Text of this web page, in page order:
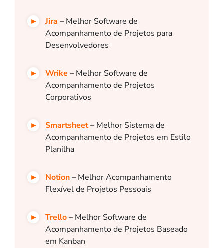
Jira – Melhor Software de
Acompanhamento de Projetos para
Desenvolvedores
Wrike – Melhor Software de
Acompanhamento de Projetos
Corporativos
Smartsheet– Melhor Sistema de
Acompanhamento de Projetos em Estilo
Planilha
Notion– Melhor Acompanhamento
Flexível de Projetos Pessoais
Trello– Melhor Software de
Acompanhamento de Projetos Baseado
em Kanban